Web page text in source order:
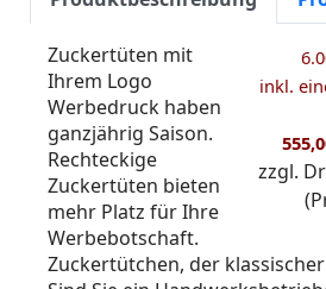
inkl.
zzgl.
Zuckertüten mit
Ihrem Logo
Werbedruck haben
ganzjährig Saison.
Rechteckige
Zuckertüten bieten
mehr Platz für Ihre
Werbebotschaft.
Zuckertütchen, der